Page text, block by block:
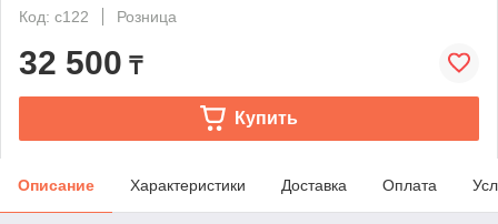
Код: с122
Розница
32 500 ₸
Купить
Описание Характеристики Доставка Оплата